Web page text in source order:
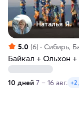
Наталья Я.
5.0 (6) Сибирь,
Байкал + Ольхон
10 дней 7 – 16 авг. +2